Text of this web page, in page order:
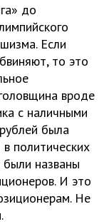
до
Если
то это
вроде
с наличными
была
политических
были названы
И это
Не